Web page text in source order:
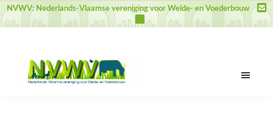
Skip
to
Skip
to
Skip
to
NVWV: Nederlands-Vlaamse vereniging voor Weide- en Voederbouw